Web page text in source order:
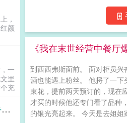
《我在末世经营中餐
到西西弗斯面前。 面对柜员
酒也能遇上粉丝。 他捋了一
束花，提前两天预订的，现
才买的时候他还专门看了品种
的银光亮起来。 今天是去姐
，
颜
一
里
充
便
变身失落公主，我在新手村卖核弹